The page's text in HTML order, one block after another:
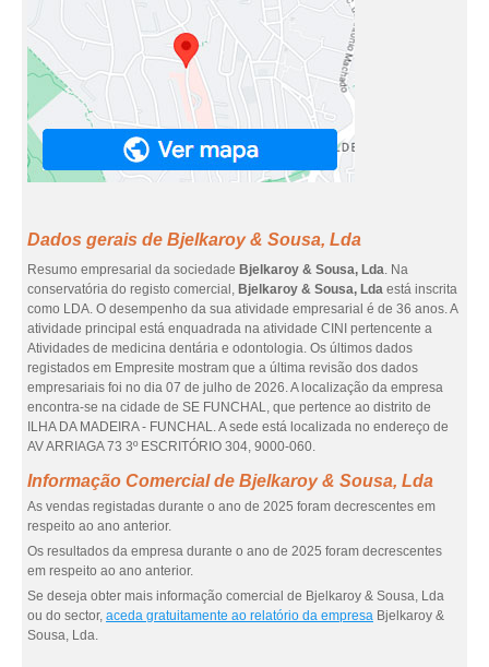
Dados gerais de Bjelkaroy & Sousa, Lda
Resumo empresarial da sociedade Bjelkaroy & Sousa, Lda. Na
conservatória do registo comercial, Bjelkaroy & Sousa, Lda está inscrita
como LDA. O desempenho da sua atividade empresarial é de 36 anos. A
atividade principal está enquadrada na atividade CINI pertencente a
Atividades de medicina dentária e odontologia. Os últimos dados
registados em Empresite mostram que a última revisão dos dados
empresariais foi no dia 07 de julho de 2026. A localização da empresa
encontra-se na cidade de SE FUNCHAL, que pertence ao distrito de
ILHA DA MADEIRA - FUNCHAL. A sede está localizada no endereço de
AV ARRIAGA 73 3º ESCRITÓRIO 304, 9000-060.
Informação Comercial de Bjelkaroy & Sousa, Lda
As vendas registadas durante o ano de 2025 foram decrescentes em
respeito ao ano anterior.
Os resultados da empresa durante o ano de 2025 foram decrescentes
em respeito ao ano anterior.
Se deseja obter mais informação comercial de Bjelkaroy & Sousa, Lda
ou do sector, aceda gratuitamente ao relatório da empresa Bjelkaroy &
Sousa, Lda.